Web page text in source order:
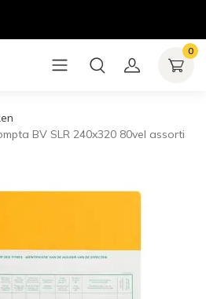
0
BV SLR 240x320 80vel assorti